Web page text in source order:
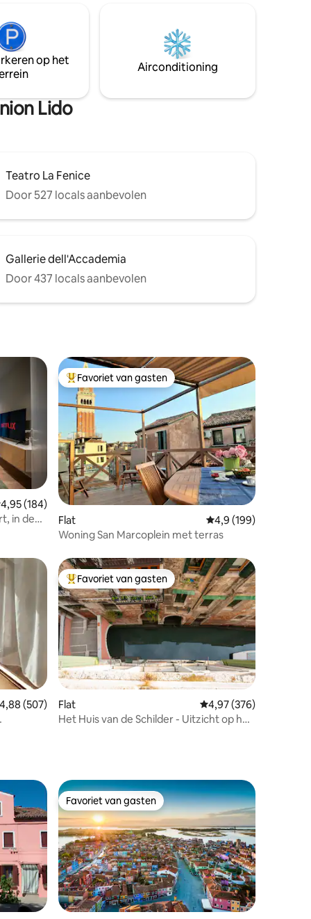
.
2
en
op het
Airconditioning
Lido
Teatro La Fenice
Door 527 locals aanbevolen
Gallerie dell'Accademia
Door 437 locals aanbevolen
beoordeling van 4,95 op 5, 184 recensies
4,95 (184)
in de
Topfavoriet van gasten
Favoriet van gasten
Flat Gemiddelde
4,9 (199)
Woning San Marcoplein met terras
beoordeling van 4,88 op 5, 507 recensies
4,88 (507)
Topfavoriet van gasten
Favoriet van gasten
Flat Gemiddelde
4,97 (376)
Het Huis van de Schilder - Uitzicht op het
Favoriet van gasten
Favoriet van gasten